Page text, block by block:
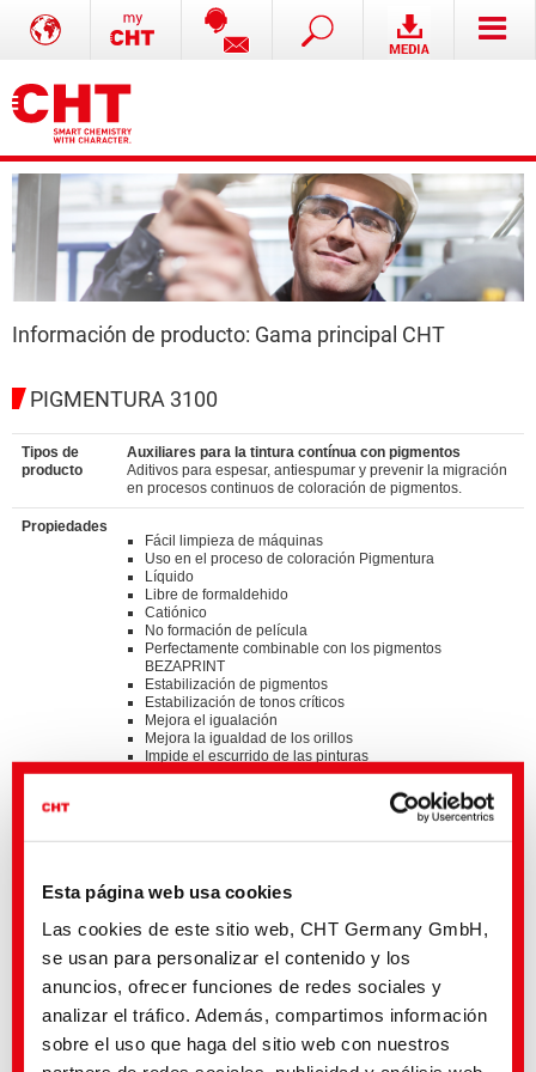
Esta página web usa cookies
Las cookies de este sitio web, CHT Germany GmbH,
se usan para personalizar el contenido y los
anuncios, ofrecer funciones de redes sociales y
analizar el tráfico. Además, compartimos información
sobre el uso que haga del sitio web con nuestros
Información de producto: Gama principal CHT
PIGMENTURA 3100
Tipos de
producto
Auxiliares para la tintura contínua con pigmentos
Aditivos para espesar, antiespumar y prevenir la migración
en procesos continuos de coloración de pigmentos.
Propiedades
Fácil limpieza de máquinas
Uso en el proceso de coloración Pigmentura
Líquido
Libre de formaldehido
Catiónico
No formación de película
Perfectamente combinable con los pigmentos
BEZAPRINT
Estabilización de pigmentos
Estabilización de tonos críticos
Mejora el igualación
Mejora la igualdad de los orillos
Impide el escurrido de las pinturas
Impide la migración
bluesign®APPROVED chemical product
the requirements of the OEKO-TEX
product class I-IV